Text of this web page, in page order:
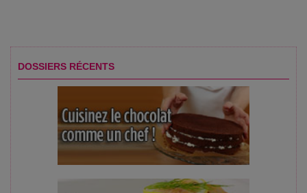
DOSSIERS RÉCENTS